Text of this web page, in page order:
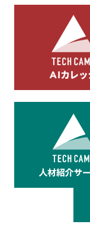
当社は第三者が運
ームからcookie
析結果を取得し
で、広告配信等の